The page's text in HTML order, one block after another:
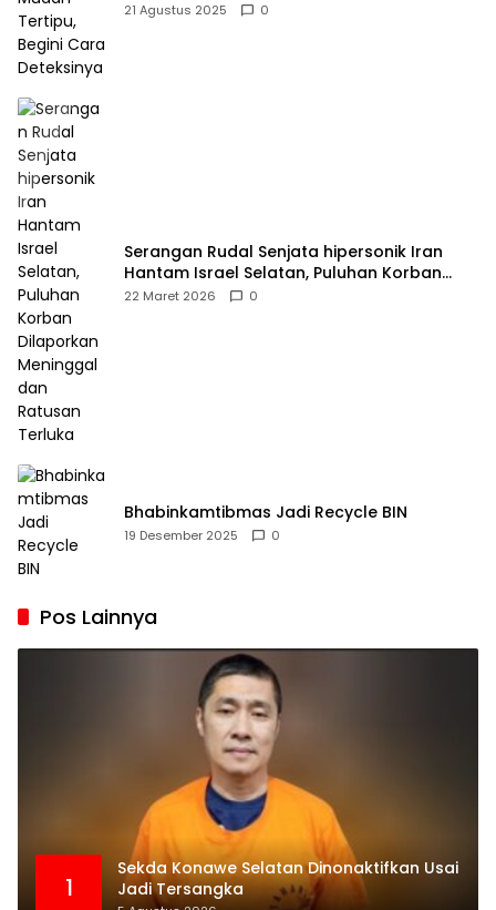
21 Agustus 2025 0
Serangan Rudal Senjata hipersonik Iran
Hantam Israel Selatan, Puluhan Korban
Dilaporkan Meninggal dan Ratusan Terluka
22 Maret 2026 0
Bhabinkamtibmas Jadi Recycle BIN
19 Desember 2025 0
Pos Lainnya
1
Sekda Konawe Selatan Dinonaktifkan Usai
Jadi Tersangka